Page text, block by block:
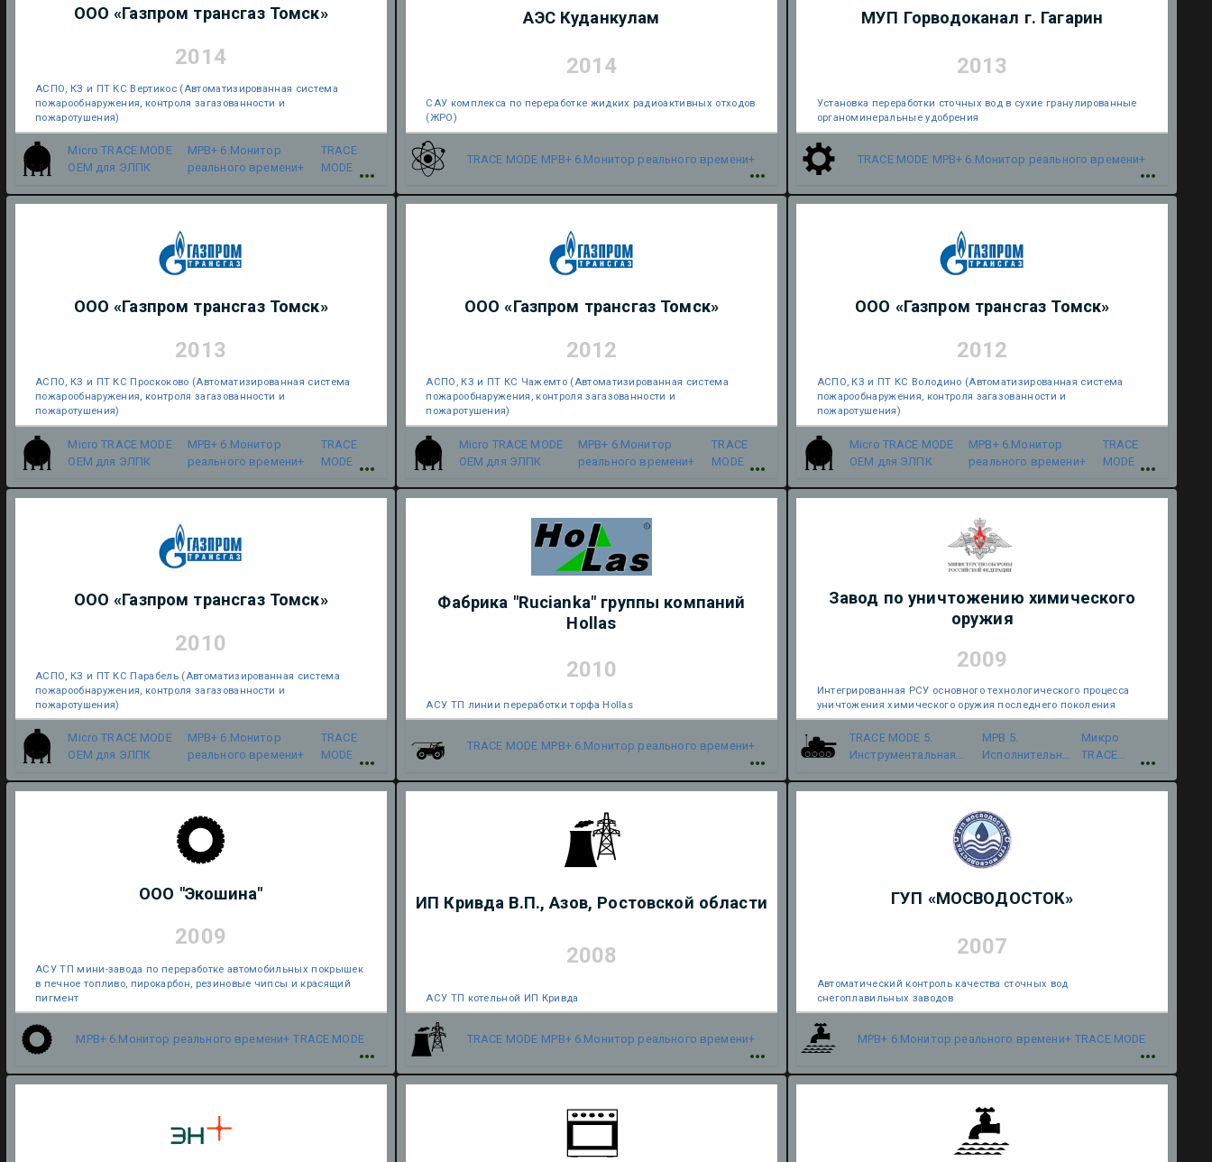
ООО «Газпром трансгаз Томск»
2014
АСПО, КЗ и ПТ КС Вертикос (Автоматизированная система
пожарообнаружения, контроля загазованности и
пожаротушения)
Micro TRACE MODE
OEM для ЭЛПК
МРВ+ 6.Монитор
реального времени+
TRACE
MODE
АЭС Куданкулам
2014
САУ комплекса по переработке жидких радиоактивных отходов
(ЖРО)
TRACE MODE МРВ+ 6.Монитор реального времени+
МУП Горводоканал г. Гагарин
2013
Установка переработки сточных вод в сухие гранулированные
органоминеральные удобрения
TRACE MODE МРВ+ 6.Монитор реального времени+
ООО «Газпром трансгаз Томск»
2013
АСПО, КЗ и ПТ КС Проскоково (Автоматизированная система
пожарообнаружения, контроля загазованности и
пожаротушения)
Micro TRACE MODE
OEM для ЭЛПК
МРВ+ 6.Монитор
реального времени+
TRACE
MODE
ООО «Газпром трансгаз Томск»
2012
АСПО, КЗ и ПТ КС Чажемто (Автоматизированная система
пожарообнаружения, контроля загазованности и
пожаротушения)
Micro TRACE MODE
OEM для ЭЛПК
МРВ+ 6.Монитор
реального времени+
TRACE
MODE
ООО «Газпром трансгаз Томск»
2012
АСПО, КЗ и ПТ КС Володино (Автоматизированная система
пожарообнаружения, контроля загазованности и
пожаротушения)
Micro TRACE MODE
OEM для ЭЛПК
МРВ+ 6.Монитор
реального времени+
TRACE
MODE
ООО «Газпром трансгаз Томск»
2010
АСПО, КЗ и ПТ КС Парабель (Автоматизированная система
пожарообнаружения, контроля загазованности и
пожаротушения)
Micro TRACE MODE
OEM для ЭЛПК
МРВ+ 6.Монитор
реального времени+
TRACE
MODE
Фабрика "Rucianka" группы компаний
Hollas
2010
АСУ ТП линии переработки торфа Hollas
TRACE MODE МРВ+ 6.Монитор реального времени+
Завод по уничтожению химического
оружия
2009
Интегрированная РСУ основного технологического процесса
уничтожения химического оружия последнего поколения
TRACE MODE 5.
Инструментальная
МРВ 5.
Исполнительный
Микро
TRACE
ООО "Экошина"
2009
АСУ ТП мини-завода по переработке автомобильных покрышек
в печное топливо, пирокарбон, резиновые чипсы и красящий
пигмент
МРВ+ 6.Монитор реального времени+ TRACE MODE
ИП Кривда В.П., Азов, Ростовской области
2008
АСУ ТП котельной ИП Кривда
TRACE MODE МРВ+ 6.Монитор реального времени+
ГУП «МОСВОДОСТОК»
2007
Автоматический контроль качества сточных вод
снегоплавильных заводов
МРВ+ 6.Монитор реального времени+ TRACE MODE